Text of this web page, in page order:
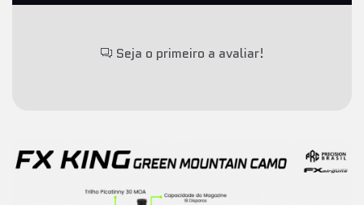
Seja o primeiro a avaliar!